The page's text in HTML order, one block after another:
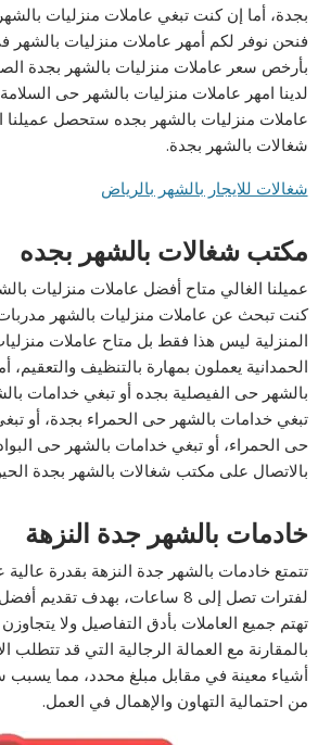
بجدة، أما إن كنت تبغي عاملات منزليات
فنحن نوفر لكم أمهر عاملات منزليات
بأرخص سعر عاملات منزليات بالشهر بجدة
لدينا امهر عاملات منزليات بالشهر حى
عاملات منزليات بالشهر بجده ستحصل
شغالات بالشهر بجدة.
شغالات للايجار بالشهر بالرياض
مكتب شغالات بالشهر بجده
عميلنا الغالي متاح أفضل عاملات منزليات
كنت تبحث عن عاملات منزليات بالشهر
المنزلية ليس هذا فقط بل متاح عاملات
الحمدانية يعملون بمهارة بالتنظيف
بالشهر حى الفيصلية بجده أو تبغي خدامات
تبغي خدامات بالشهر حى الحمراء بجدة، أو
حى الحمراء، أو تبغي خدامات بالشهر حى
بالاتصال على مكتب شغالات بالشهر بجدة
خادمات بالشهر جدة النزهة
تتمتع خادمات بالشهر جدة النزهة بقدرة
لفترات تصل إلى 8 ساعات، بهدف
تهتم جميع العاملات بأدق التفاصيل ولا
بالمقارنة مع العمالة الرجالية التي قد تتطلب
أشياء معينة في مقابل مبلغ محدد، مما يسبب
من احتمالية التهاون والإهمال في العمل.